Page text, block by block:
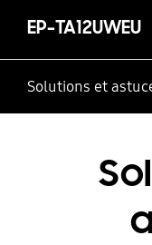
EP-TA12UWEU
Solutions et